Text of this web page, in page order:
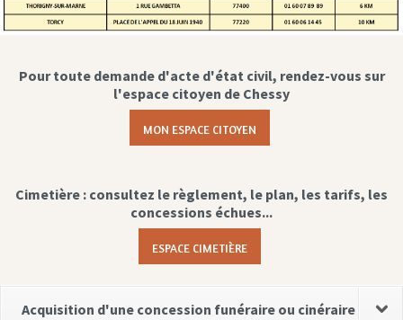
Pour toute demande d'acte d'état civil, rendez-vous sur
l'espace citoyen de Chessy
MON ESPACE CITOYEN
Cimetière : consultez le règlement, le plan, les tarifs, les
concessions échues...
ESPACE CIMETIÈRE
Acquisition d'une concession funéraire ou cinéraire